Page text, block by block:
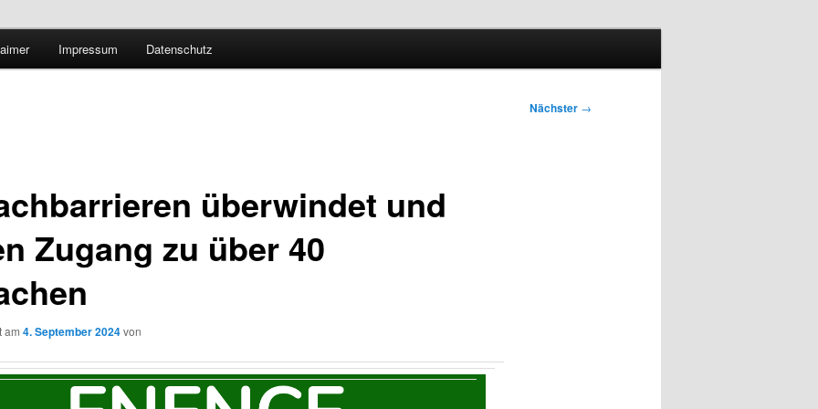
Forschung und Technologie
Impressum Datenschutz
Nächster →
überwindet und
Zugang zu über 40
am 4. September 2024von